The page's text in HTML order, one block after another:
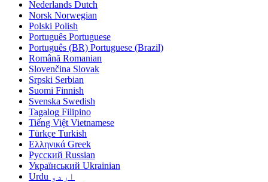
Nederlands Dutch
Norsk Norwegian
Polski Polish
Português Portuguese
Português (BR) Portuguese (Brazil)
Română Romanian
Slovenčina Slovak
Srpski Serbian
Suomi Finnish
Svenska Swedish
Tagalog Filipino
Tiếng Việt Vietnamese
Türkçe Turkish
Ελληνικά Greek
Русский Russian
Український Ukrainian
اردو Urdu